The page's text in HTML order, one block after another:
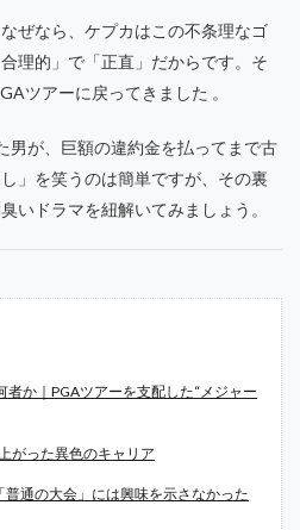
ぜなら、ケプカはこの不条理なゴ
理的」で「正直」だからです。そ
ツアーに戻ってきました 。
男が、巨額の違約金を払ってまで古
」を笑うのは簡単ですが、その裏
いドラマを紐解いてみましょう。
者か｜PGAツアーを支配した“メジャー
がった異色のキャリア
普通の大会」には興味を示さなかった